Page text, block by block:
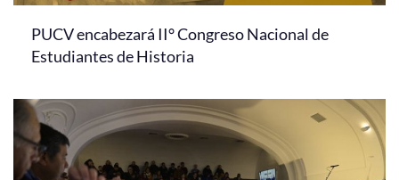
PUCV encabezará II° Congreso Nacional de
Estudiantes de Historia